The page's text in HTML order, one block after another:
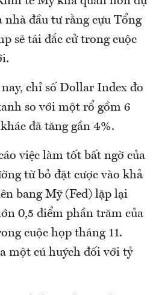
nhà đầu tư rằng cựu Tổng
sẽ tái đắc cử trong cuộc
chỉ số Dollar Index đo
so với một rổ gồm 6
đã tăng gần 4%.
việc làm tốt bất ngờ của
từ bỏ đặt cược vào khả
bang Mỹ (Fed) lặp lại
0,5 điểm phần trăm của
cuộc họp tháng 11.
một cú huých đối với tỷ